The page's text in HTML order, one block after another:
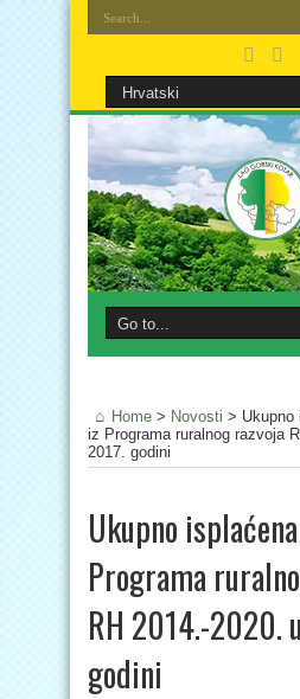
Home > Novosti > Ukupno
iz Programa ruralnog razvoja
2017. godini
Ukupno
Programa
RH 2014.-2020.
godini